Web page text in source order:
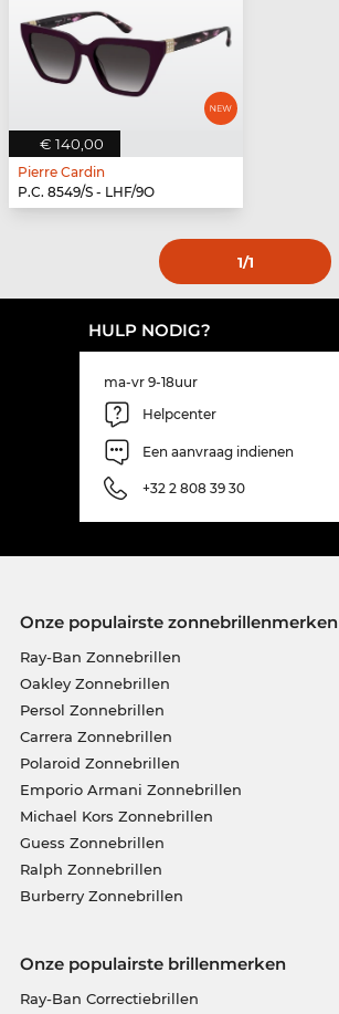
€ 140,00
Pierre Cardin
P.C. 8549/S - LHF/9O
1/1
HULP NODIG?
ma-vr 9-18uur
Helpcenter
Een aanvraag indienen
+32 2 808 39 30
Onze populairste zonnebrillenmerken
Ray-Ban Zonnebrillen
Oakley Zonnebrillen
Persol Zonnebrillen
Carrera Zonnebrillen
Polaroid Zonnebrillen
Emporio Armani Zonnebrillen
Michael Kors Zonnebrillen
Guess Zonnebrillen
Ralph Zonnebrillen
Burberry Zonnebrillen
Onze populairste brillenmerken
Ray-Ban Correctiebrillen